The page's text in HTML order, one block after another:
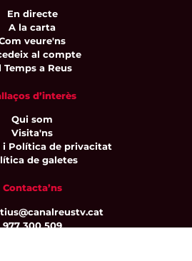
En directe
A la carta
veure'ns
al compte
Temps a Reus
d’interès
Qui som
Visita'ns
i Política de privacitat
de galetes
Contacta’ns
977 300 509